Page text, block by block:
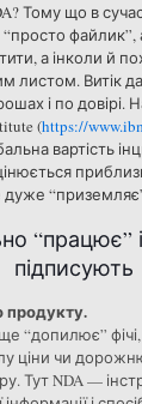
Тому що в
файлик”,
а інколи й
Витік
і по довірі.
(https://
вартість
“працює”
підписують
продукту.
“допилює”
ціни чи
Тут NDA —